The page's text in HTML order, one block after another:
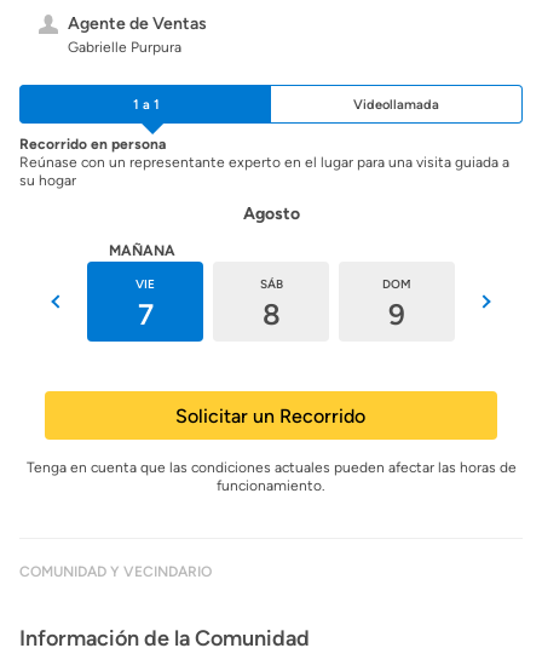
Agente de Ventas
Gabrielle Purpura
1 a 1 Videollamada
Recorrido en persona
Reúnase con un representante experto en el lugar para una visita guiada a
su hogar
Agosto
MAÑANA
VIE
7
SÁB
8
DOM
9
Solicitar un Recorrido
Tenga en cuenta que las condiciones actuales pueden afectar las horas de
funcionamiento.
COMUNIDAD Y VECINDARIO
Información de la Comunidad